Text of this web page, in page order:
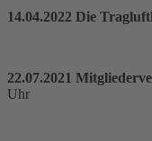
14.04.2022 Die
22.07.2021
Uhr